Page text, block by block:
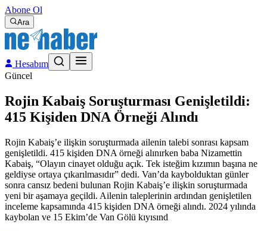
Abone Ol
Ara
Hesabım
Güncel
Rojin Kabaiş Soruşturması Genişletildi:
415 Kişiden DNA Örneği Alındı
Rojin Kabaiş’e ilişkin soruşturmada ailenin talebi sonrası kapsam
genişletildi. 415 kişiden DNA örneği alınırken baba Nizamettin
Kabaiş, “Olayın cinayet olduğu açık. Tek isteğim kızımın başına ne
geldiyse ortaya çıkarılmasıdır” dedi. Van’da kaybolduktan günler
sonra cansız bedeni bulunan Rojin Kabaiş’e ilişkin soruşturmada
yeni bir aşamaya geçildi. Ailenin taleplerinin ardından genişletilen
inceleme kapsamında 415 kişiden DNA örneği alındı. 2024 yılında
kaybolan ve 15 Ekim’de Van Gölü kıyısınd